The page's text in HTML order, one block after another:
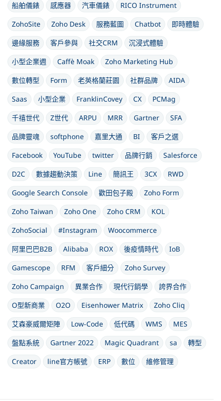
船舶儀錶
感應器 汽車儀錶
RICO Instrument
ZohoSite
Zoho Desk 服務藍圖 Chatbot
即時體驗
邊緣服務
客戶參與 社交CRM
沉浸式體驗
小型企業週
Caffè Moak
Zoho Marketing Hub
數位轉型
Form 老英格蘭莊園 社群品牌
AIDA
Saas
小型企業 FranklinCovey CX
PCMag
千禧世代
Z世代 ARPU MRR Gartner
SFA
品牌靈魂
softphone 嘉里大通 BI
客戶之選
Facebook
YouTube twitter 品牌行銷
Salesforce
D2C
數據趨動決策 Line 簡訊王 3CX
RWD
Google Search Console
歡田包子殿
Zoho Form
Zoho Taiwan
Zoho One Zoho CRM
KOL
ZohoSocial
#Instagram
Woocommerce
阿里巴巴B2B
Alibaba ROX 後疫情時代
IoB
Gamescope
RFM 客戶細分
Zoho Survey
Zoho Campaign
異業合作 現代行銷學
誇界合作
O型新商業
O2O Eisenhower Matrix
Zoho Cliq
艾森豪威爾矩陣
Low-Code 低代碼 WMS
MES
盤點系統
Gartner 2022 Magic Quadrant sa
轉型
Creator
line官方帳號 ERP 數位 維修管理